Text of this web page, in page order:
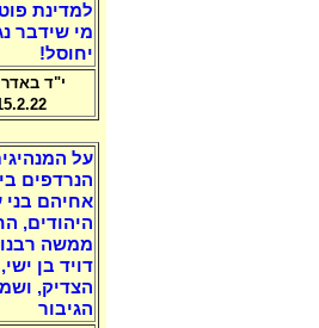
למדינת
מי שידבר
יחוסל!
י"ד
על
הנרדפים
אחיהם
היהודים,
ממשה
דויד בן
הצדיק,
הגיבור